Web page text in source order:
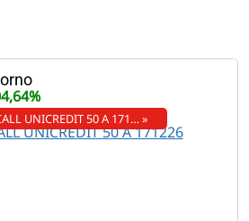
UNICREDIT 50 A 171… »